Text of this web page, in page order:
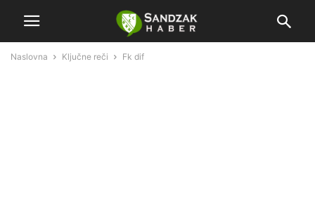
Naslovna Ključne reči Fk dif